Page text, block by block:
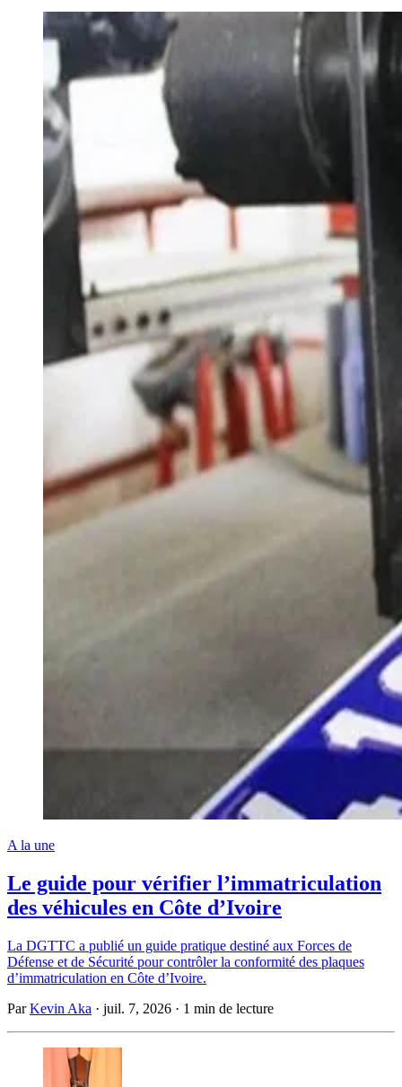
A la une
Le guide pour vérifier l’immatriculation
des véhicules en Côte d’Ivoire
La DGTTC a publié un guide pratique destiné aux Forces de
Défense et de Sécurité pour contrôler la conformité des plaques
d’immatriculation en Côte d’Ivoire.
ParKevin Aka · juil. 7, 2026 · 1 min de lecture